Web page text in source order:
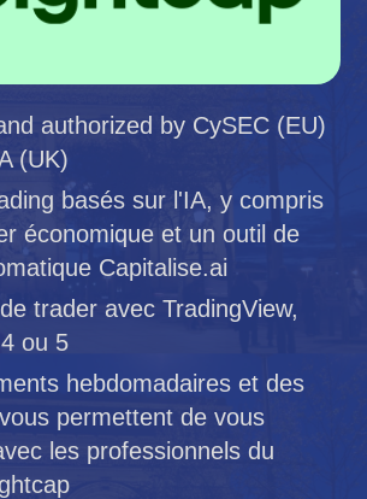
authorized by CySEC (EU)
(UK)
basés sur l'IA, y compris
économique et un outil de
Capitalise.ai
trader avec TradingView,
ou 5
hebdomadaires et des
permettent de vous
les professionnels du